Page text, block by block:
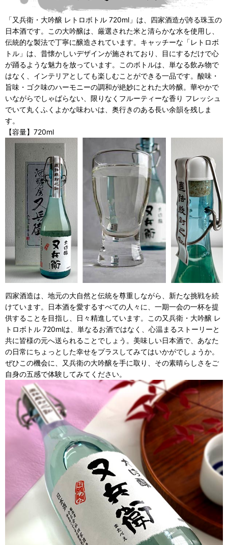
「又兵衛・大吟醸 レトロボトル 720ml」は、四家酒造が誇る珠玉の
日本酒です。この大吟醸は、厳選された米と清らかな水を使用し、
伝統的な製法で丁寧に醸造されています。キャッチーな「レトロボ
トル」は、昔懐かしいデザインが施されており、目にするだけで心
が踊るような魅力を放っています。このボトルは、単なる飲み物で
はなく、インテリアとしても楽しむことができる一品です。 酸味・
旨味・ゴク味のハーモニーの調和が絶妙にとれた大吟醸。華やかで
いながらでしゃばらない、限りなくフルーティーな香り フレッシュ
でいて丸くふくよかな味わいは、奥行きのある長い余韻を残しま
す。
【容量】720ml
四家酒造は、地元の大自然と伝統を尊重しながら、新たな挑戦を続
けています。日本酒を愛するすべての人々に、一期一会の一杯を提
供することを目指し、日々精進しています。この又兵衛・大吟醸 レ
トロボトル 720mlは、単なるお酒ではなく、心温まるストーリーと
共に皆様の元へ送られることでしょう。美味しい日本酒で、あなた
の日常にちょっとした幸せをプラスしてみてはいかがでしょうか。
ぜひこの機会に、又兵衛の大吟醸を手に取り、その素晴らしさをご
自身の五感で体験してみてください。